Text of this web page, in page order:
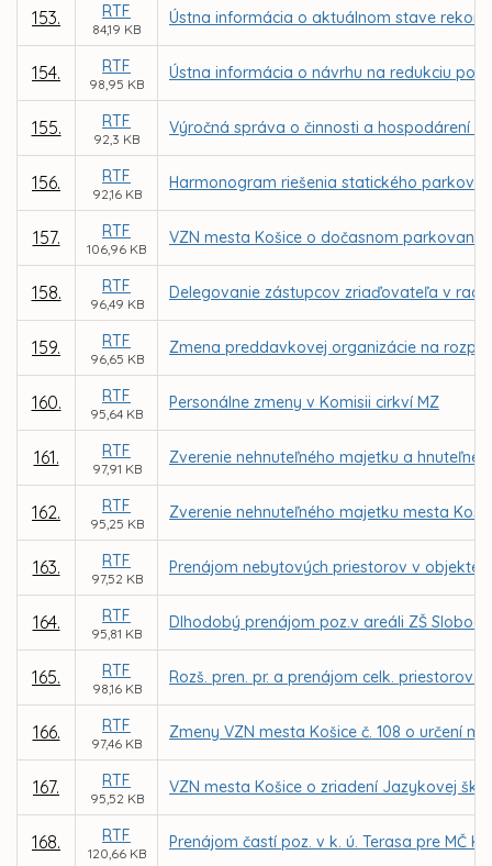
153. RTF
84,19 KB
Ústna informácia o aktuálnom stave
154. RTF
98,95 KB
Ústna informácia o návrhu na redukciu
155. RTF
92,3 KB
Výročná správa o činnosti a hospodárení
156. RTF
92,16 KB
Harmonogram riešenia statického
157. RTF
106,96 KB
VZN mesta Košice o dočasnom parkovaní
158. RTF
96,49 KB
Delegovanie zástupcov zriaďovateľa v
159. RTF
96,65 KB
Zmena preddavkovej organizácie na
160. RTF
95,64 KB
Personálne zmeny v Komisii cirkví MZ
161. RTF
97,91 KB
Zverenie nehnuteľného majetku a
162. RTF
95,25 KB
Zverenie nehnuteľného majetku mesta
163. RTF
97,52 KB
Prenájom nebytových priestorov v objekte
164. RTF
95,81 KB
Dlhodobý prenájom poz.v areáli ZŠ
165. RTF
98,16 KB
Rozš. pren. pr. a prenájom celk. priestorov
166. RTF
97,46 KB
Zmeny VZN mesta Košice č. 108 o určení
167. RTF
95,52 KB
VZN mesta Košice o zriadení Jazykovej
168. RTF
120,66 KB
Prenájom častí poz. v k. ú. Terasa pre MČ